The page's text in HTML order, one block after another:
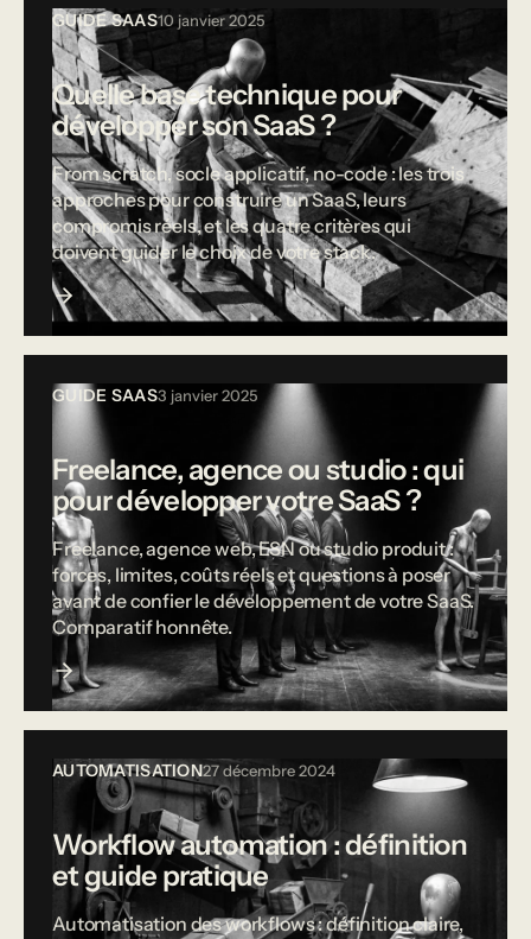
GUIDE SAAS10 janvier 2025
Quelle base technique pour
développer son SaaS ?
From scratch, socle applicatif, no-code : les trois
approches pour construire un SaaS, leurs
compromis réels, et les quatre critères qui
doivent guider le choix de votre stack.
GUIDE SAAS3 janvier 2025
Freelance, agence ou studio : qui
pour développer votre SaaS ?
Freelance, agence web, ESN ou studio produit :
forces, limites, coûts réels et questions à poser
avant de confier le développement de votre SaaS.
Comparatif honnête.
AUTOMATISATION27 décembre 2024
Workflow automation : définition
et guide pratique
Automatisation des workflows : définition claire,